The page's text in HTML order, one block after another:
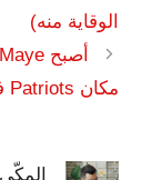
الوقاية منه)
مكان Patriots في Super Bowl 2026